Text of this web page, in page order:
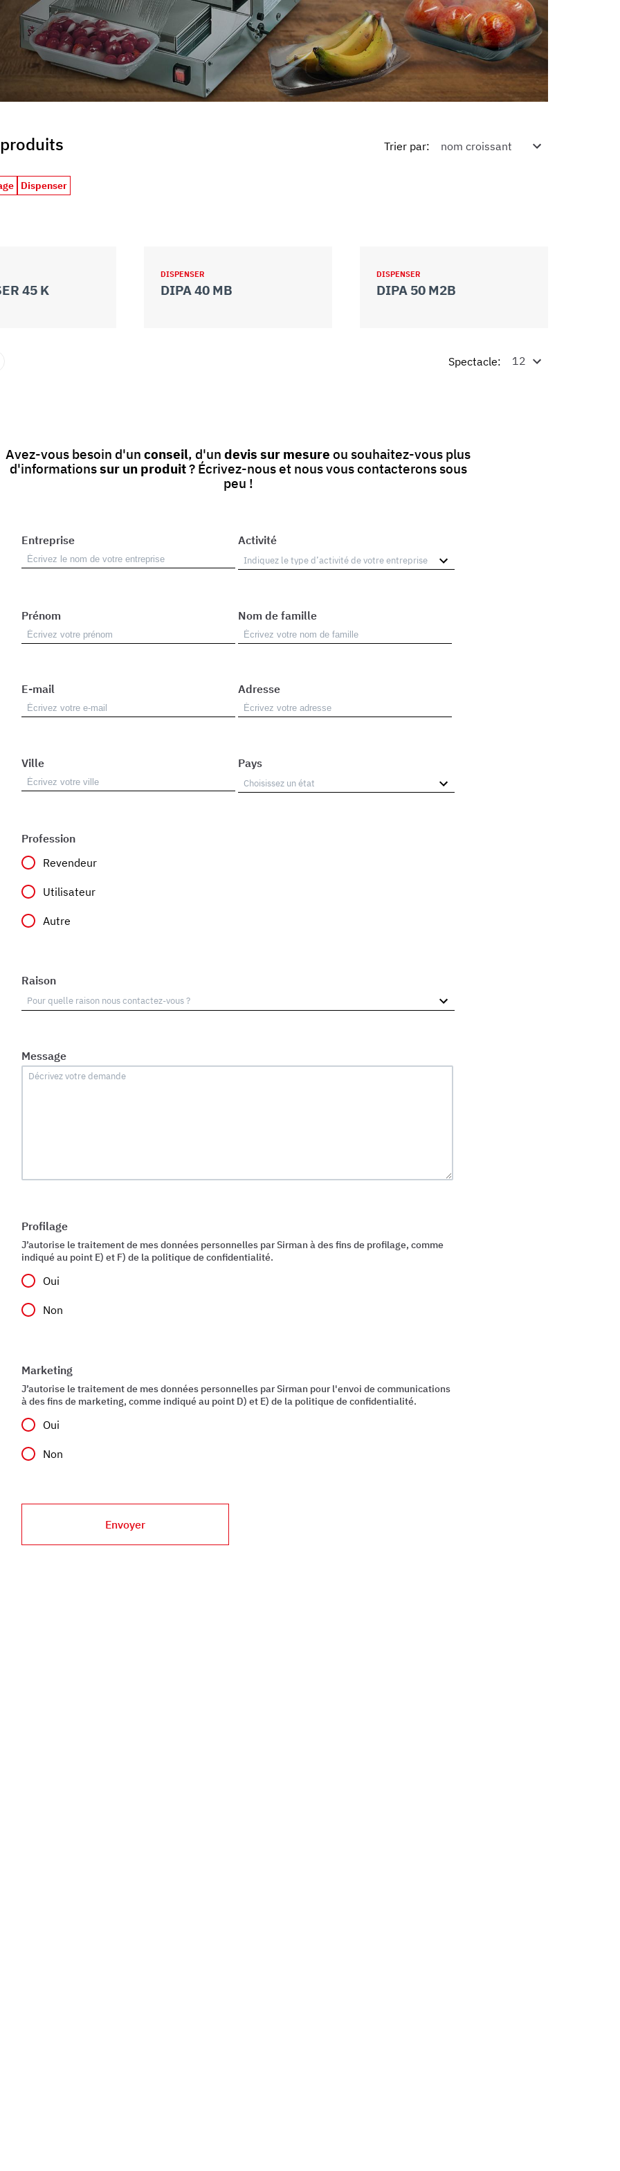
utilizzo dei loro servizi.
Trier par:
Dispenser
45 K
DISPENSER
DIPA 40 MB
DISPENSER
DIPA 50 M2B
Spectacle:
Avez-vous besoin d'un conseil, d'un devis sur mesure ou souhaitez-vous plus
d'informationssur un produit? Écrivez-nous et nous vous contacterons sous
peu !
Entreprise Activité
Prénom Nom de famille
E-mail Adresse
Ville Pays
Profession
Revendeur
Utilisateur
Autre
Raison
Message
Profilage
J’autorise le traitement de mes données personnelles par Sirman à des fins de profilage, comme
indiqué au point E) et F) de la politique de confidentialité.
Oui
Non
Marketing
J’autorise le traitement de mes données personnelles par Sirman pour l'envoi de communications
à des fins de marketing, comme indiqué au point D) et E) de la politique de confidentialité.
Oui
Non
Envoyer